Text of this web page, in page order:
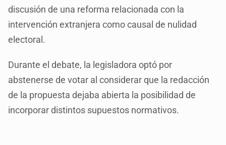
discusión de una reforma relacionada con la
intervención extranjera como causal de nulidad
electoral.
Durante el debate, la legisladora optó por
abstenerse de votar al considerar que la redacción
de la propuesta dejaba abierta la posibilidad de
incorporar distintos supuestos normativos.